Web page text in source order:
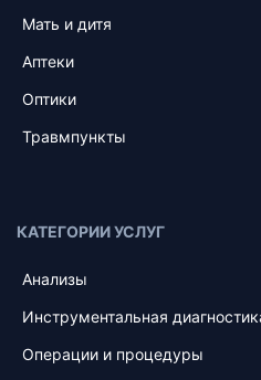
Мать и дитя
Аптеки
Оптики
Травмпункты
КАТЕГОРИИ УСЛУГ
Анализы
Инструментальная
Операции и процедуры